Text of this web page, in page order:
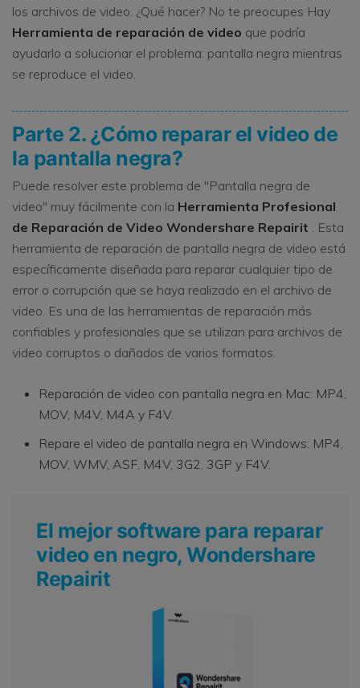
los archivos de video. ¿Qué hacer? No te preocupes Hay
Herramienta de reparación de video que podría
ayudarlo a solucionar el problema: pantalla negra mientras
se reproduce el video.
Parte 2. ¿Cómo reparar el video de
la pantalla negra?
Puede resolver este problema de "Pantalla negra de
video" muy fácilmente con la Herramienta Profesional
de Reparación de Video Wondershare Repairit . Esta
herramienta de reparación de pantalla negra de video está
específicamente diseñada para reparar cualquier tipo de
error o corrupción que se haya realizado en el archivo de
video. Es una de las herramientas de reparación más
confiables y profesionales que se utilizan para archivos de
video corruptos o dañados de varios formatos.
Reparación de video con pantalla negra en Mac: MP4,
MOV, M4V, M4A y F4V.
Repare el video de pantalla negra en Windows: MP4,
MOV, WMV, ASF, M4V, 3G2, 3GP y F4V.
El mejor software para reparar
video en negro, Wondershare
Repairit